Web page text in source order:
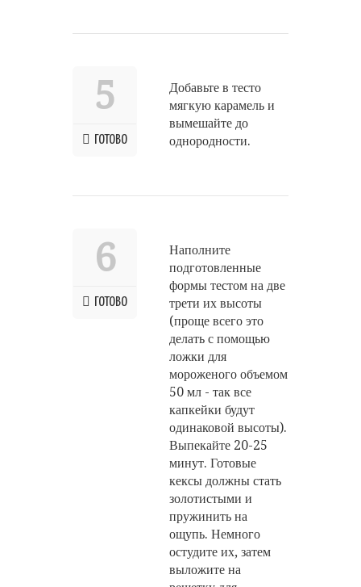
5
ГОТОВО
Добавьте в тесто
мягкую карамель и
вымешайте до
однородности.
6
ГОТОВО
Наполните
подготовленные
формы тестом на две
трети их высоты
(проще всего это
делать с помощью
ложки для
мороженого объемом
50 мл - так все
капкейки будут
одинаковой высоты).
Выпекайте 20-25
минут. Готовые
кексы должны стать
золотистыми и
пружинить на
ощупь. Немного
остудите их, затем
выложите на